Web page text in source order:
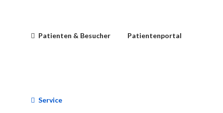
Patienten & Besucher Patientenportal
Service